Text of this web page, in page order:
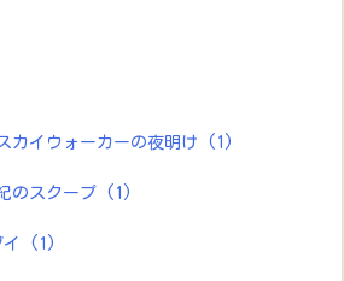
カイウォーカーの夜明け (1)
のスクープ (1)
イ (1)